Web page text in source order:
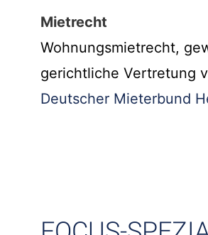
Mietrecht
Wohnungsmietrecht,
gerichtliche Vertretung
Deutscher Mieterbund